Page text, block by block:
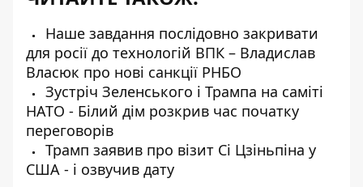
Наше завдання послідовно закривати
для росії до технологій ВПК – Владислав
Власюк про нові санкції РНБО
Зустріч Зеленського і Трампа на саміті
НАТО - Білий дім розкрив час початку
переговорів
Трамп заявив про візит Сі Цзіньпіна у
США - і озвучив дату